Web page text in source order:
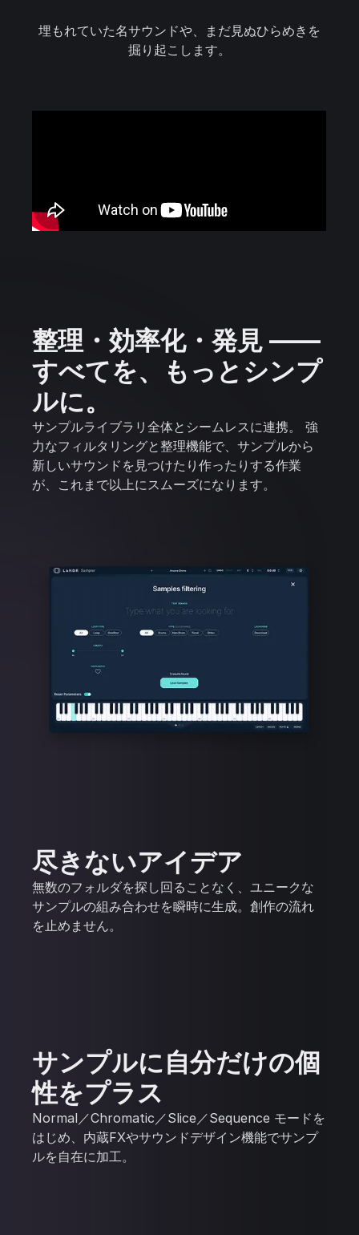
埋もれていた名サウンドや、まだ見ぬひらめきを
掘り起こします。
整理・効率化・発見 ——
すべてを、もっとシンプ
ルに。
サンプルライブラリ全体とシームレスに連携。 強
力なフィルタリングと整理機能で、サンプルから
新しいサウンドを見つけたり作ったりする作業
が、これまで以上にスムーズになります。
尽きないアイデア
無数のフォルダを探し回ることなく、ユニークな
サンプルの組み合わせを瞬時に生成。創作の流れ
を止めません。
サンプルに自分だけの個
性をプラス
Normal／Chromatic／Slice／Sequence モードを
はじめ、内蔵FXやサウンドデザイン機能でサンプ
ルを自在に加工。